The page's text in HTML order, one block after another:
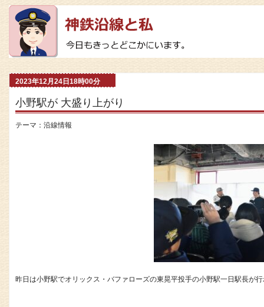
2023年12月24日18時00分
小野駅が 大盛り上がり
テーマ： 沿線情報
昨日は小野駅でオリックス・バファローズの東晃平投手の小野駅一日駅長が